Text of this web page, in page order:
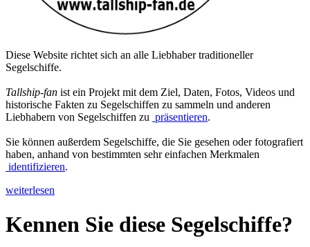
Diese Website richtet sich an alle Liebhaber traditioneller
Segelschiffe.
Tallship-fan ist ein Projekt mit dem Ziel, Daten, Fotos, Videos und
historische Fakten zu Segelschiffen zu sammeln und anderen
Liebhabern von Segelschiffen zu präsentieren.
Sie können außerdem Segelschiffe, die Sie gesehen oder fotografiert
haben, anhand von bestimmten sehr einfachen Merkmalen
identifizieren.
weiterlesen
Kennen Sie diese Segelschiffe?